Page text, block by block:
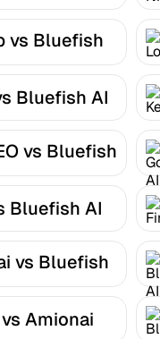
vs Bluefish
Bluefish AI
vs Bluefish
Bluefish AI
vs Bluefish
Amionai